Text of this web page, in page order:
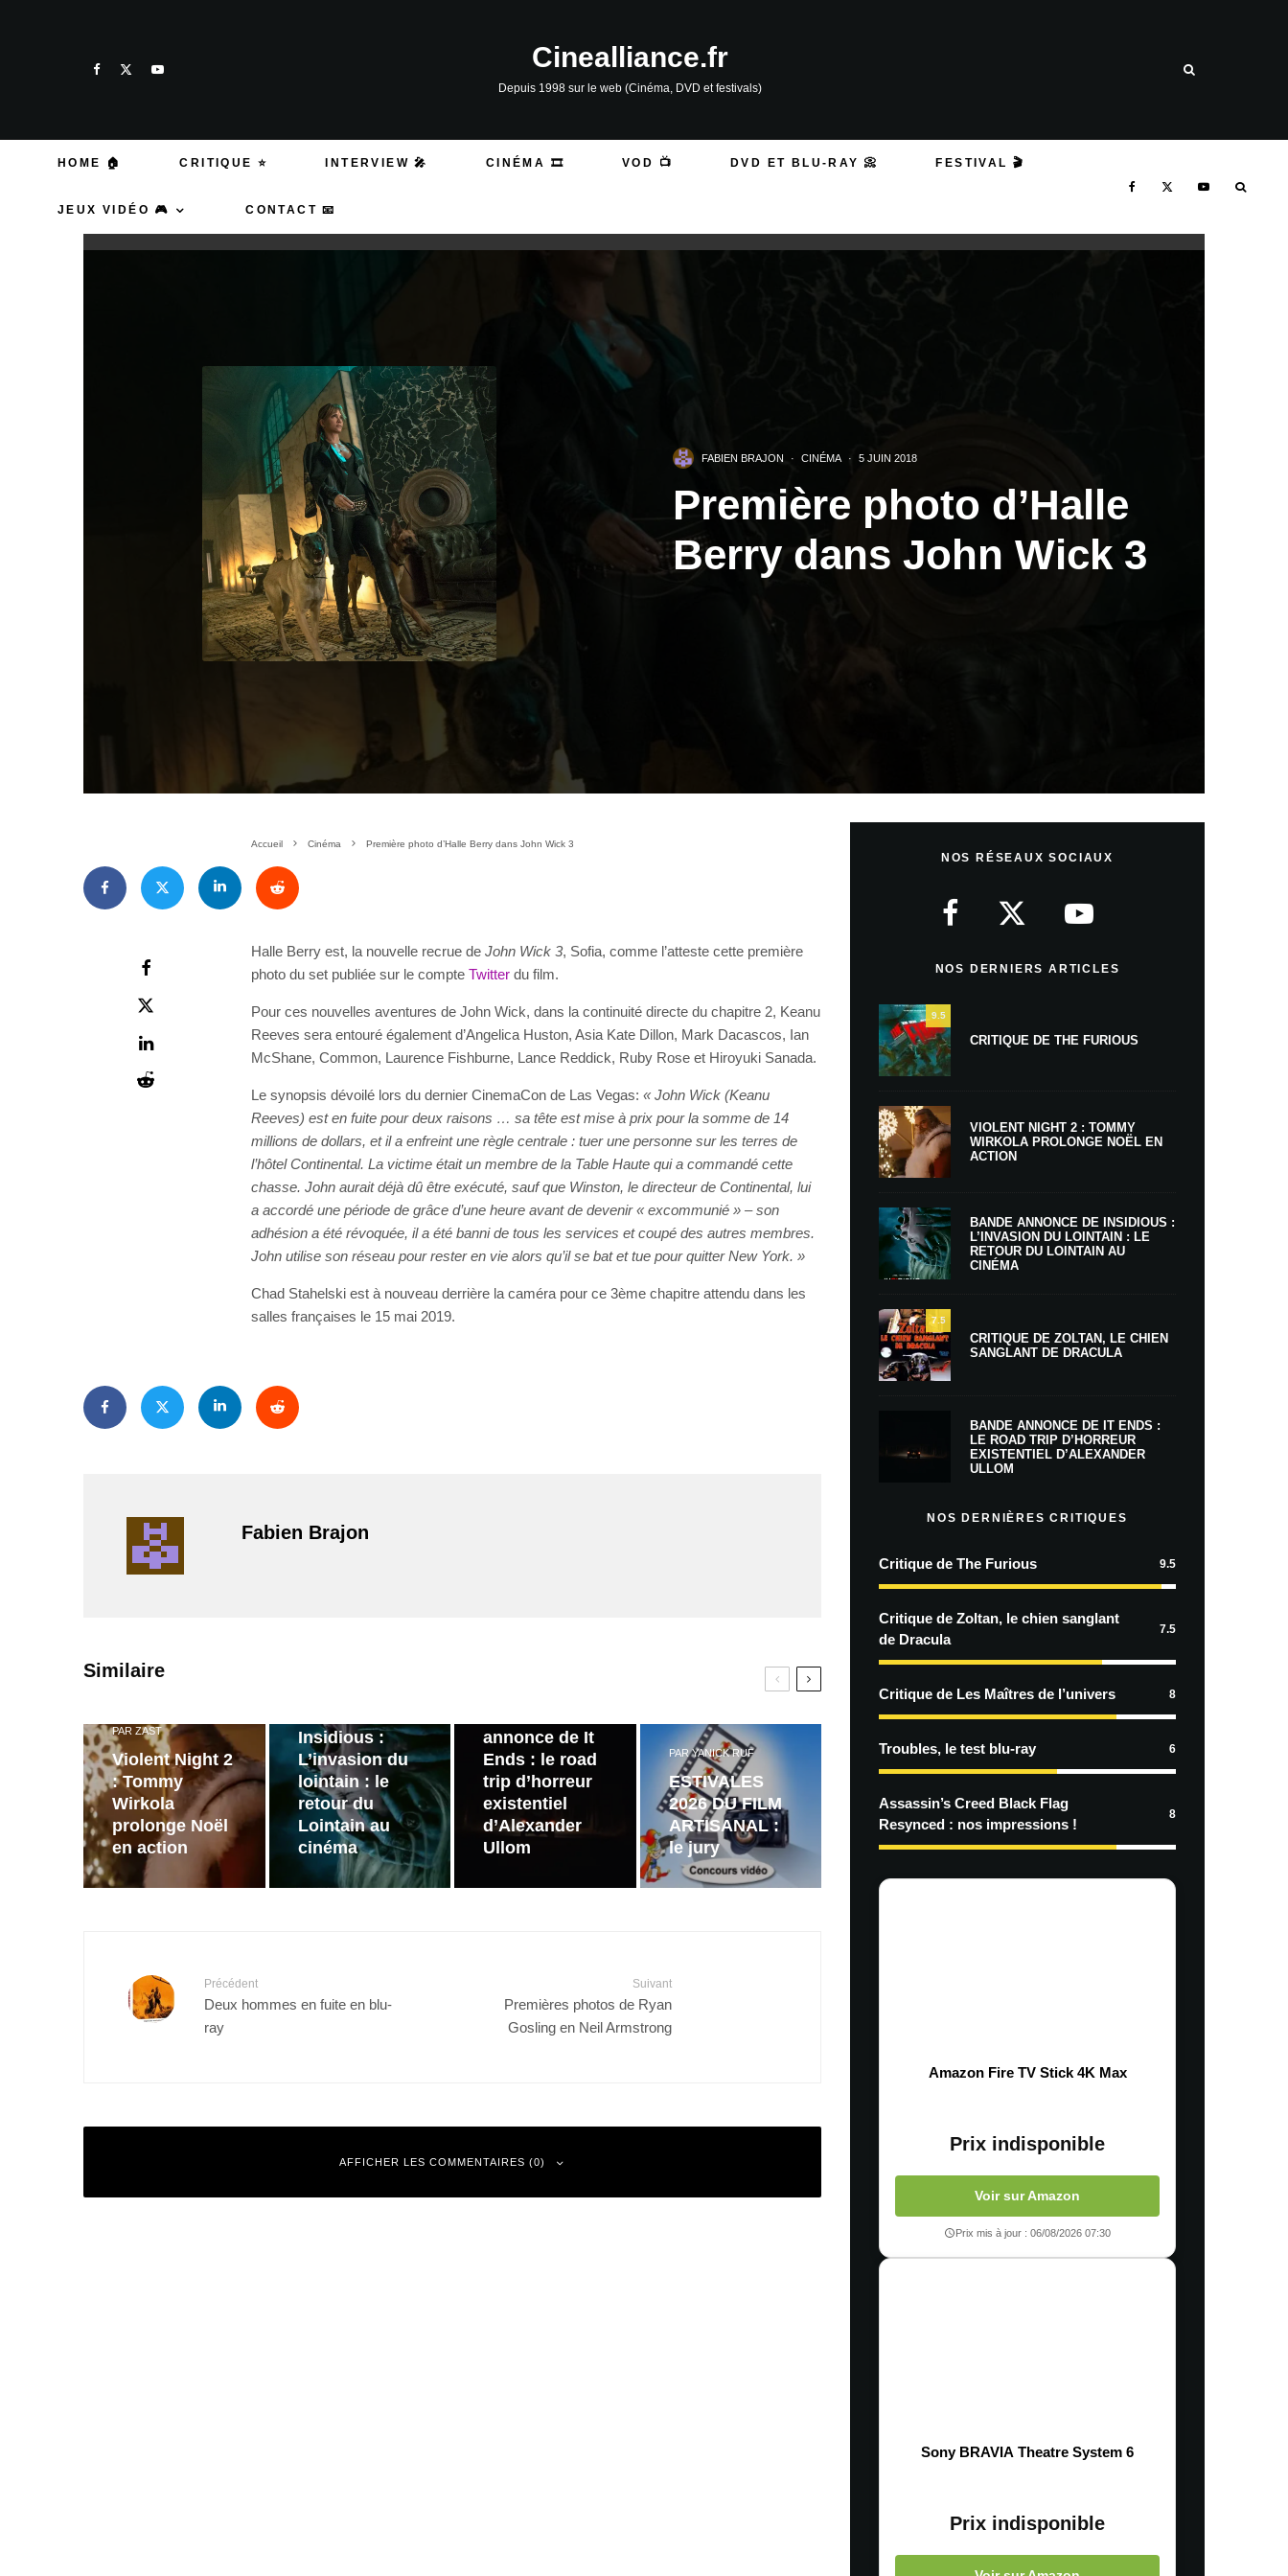
Cinealliance.fr
Depuis 1998 sur le web (Cinéma, DVD et festivals)
HOME 🏠 CRITIQUE ⭐ INTERVIEW 🎤 CINÉMA 🎞️ VOD 📺 DVD ET BLU-RAY 📀 FESTIVAL 🎬
JEUX VIDÉO 🎮 CONTACT 📧
FABIEN BRAJON · CINÉMA · 5 JUIN 2018
Première photo d’Halle
Berry dans John Wick 3
Accueil Cinéma Première photo d’Halle Berry dans John Wick 3
Halle Berry est, la nouvelle recrue de John Wick 3, Sofia, comme l’atteste cette première
photo du set publiée sur le compte Twitter du film.
Pour ces nouvelles aventures de John Wick, dans la continuité directe du chapitre 2, Keanu
Reeves sera entouré également d’Angelica Huston, Asia Kate Dillon, Mark Dacascos, Ian
McShane, Common, Laurence Fishburne, Lance Reddick, Ruby Rose et Hiroyuki Sanada.
Le synopsis dévoilé lors du dernier CinemaCon de Las Vegas: « John Wick (Keanu
Reeves) est en fuite pour deux raisons … sa tête est mise à prix pour la somme de 14
millions de dollars, et il a enfreint une règle centrale : tuer une personne sur les terres de
l’hôtel Continental. La victime était un membre de la Table Haute qui a commandé cette
chasse. John aurait déjà dû être exécuté, sauf que Winston, le directeur de Continental, lui
a accordé une période de grâce d’une heure avant de devenir « excommunié » – son
adhésion a été révoquée, il a été banni de tous les services et coupé des autres membres.
John utilise son réseau pour rester en vie alors qu’il se bat et tue pour quitter New York. »
Chad Stahelski est à nouveau derrière la caméra pour ce 3ème chapitre attendu dans les
salles françaises le 15 mai 2019.
Fabien Brajon
Similaire
PAR ZAST
Violent Night 2
: Tommy
Wirkola
prolonge Noël
en action
Insidious :
L’invasion du
lointain : le
retour du
Lointain au
cinéma
annonce de It
Ends : le road
trip d’horreur
existentiel
d’Alexander
Ullom
PARYANICK RUF
ESTIVALES
2026 DU FILM
ARTISANAL :
le jury
Précédent
Deux hommes en fuite en blu-
ray
Suivant
Premières photos de Ryan
Gosling en Neil Armstrong
AFFICHER LES COMMENTAIRES (0)
NOS RÉSEAUX SOCIAUX
NOS DERNIERS ARTICLES
9.5
CRITIQUE DE THE FURIOUS
VIOLENT NIGHT 2 : TOMMY
WIRKOLA PROLONGE NOËL EN
ACTION
BANDE ANNONCE DE INSIDIOUS :
L’INVASION DU LOINTAIN : LE
RETOUR DU LOINTAIN AU
CINÉMA
7.5
CRITIQUE DE ZOLTAN, LE CHIEN
SANGLANT DE DRACULA
BANDE ANNONCE DE IT ENDS :
LE ROAD TRIP D’HORREUR
EXISTENTIEL D’ALEXANDER
ULLOM
NOS DERNIÈRES CRITIQUES
Critique de The Furious 9.5
Critique de Zoltan, le chien sanglant
de Dracula
7.5
Critique de Les Maîtres de l’univers 8
Troubles, le test blu-ray 6
Assassin’s Creed Black Flag
Resynced : nos impressions !
8
Amazon Fire TV Stick 4K Max
Prix indisponible
Voir sur Amazon
Prix mis à jour : 06/08/2026 07:30
Sony BRAVIA Theatre System 6
Prix indisponible